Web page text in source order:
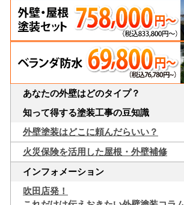
あなたの外壁はどのタイプ？
知って得する塗装工事の豆知識
外壁塗装はどこに頼んだらいい？
火災保険を活用した屋根・外壁補修
インフォメーション
吹田店発！